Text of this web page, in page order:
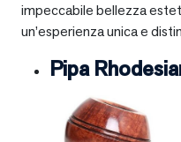
impeccabile bellezza
un’esperienza unica e
Pipa